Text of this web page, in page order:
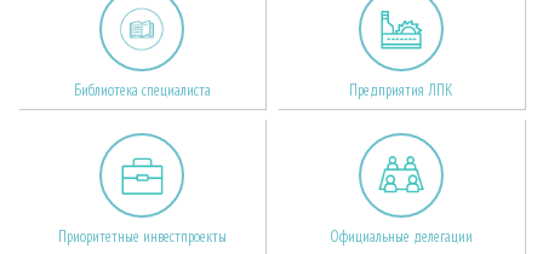
Библиотека специалиста Предприятия ЛПК
Приоритетные инвестпроекты Официальные делегации